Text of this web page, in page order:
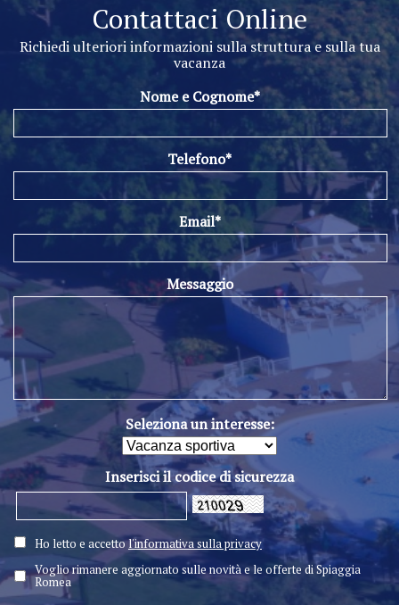
Contattaci Online
Richiedi ulteriori informazioni sulla struttura e sulla tua
vacanza
Nome e Cognome*
Telefono*
Email*
Messaggio
Seleziona un interesse:
Inserisci il codice di sicurezza
Ho letto e accettol'informativa sulla privacy
Voglio rimanere aggiornato sulle novità e le offerte di Spiaggia
Romea